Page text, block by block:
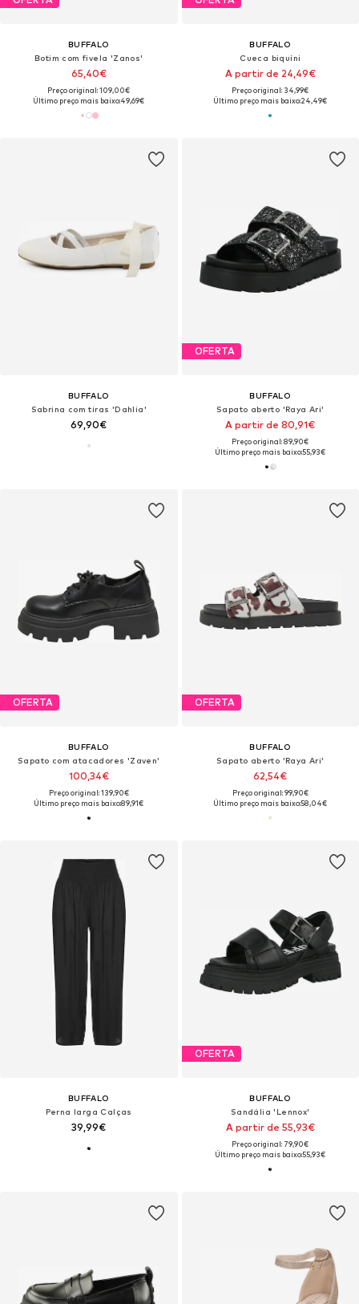
BUFFALO
Botim com fivela 'Zanos'
65,40€
Preço original: 109,00€
Último preço mais baixo:49,69€
BUFFALO
Cueca biquíni
A partir de 24,49€
Preço original: 34,99€
Último preço mais baixo:24,49€
BUFFALO
Sabrina com tiras 'Dahlia'
69,90€
OFERTA
BUFFALO
Sapato aberto 'Raya Ari'
A partir de 80,91€
Preço original: 89,90€
Último preço mais baixo:55,93€
OFERTA
BUFFALO
Sapato com atacadores 'Zaven'
100,34€
Preço original: 139,90€
Último preço mais baixo:89,91€
OFERTA
BUFFALO
Sapato aberto 'Raya Ari'
62,54€
Preço original: 99,90€
Último preço mais baixo:58,04€
BUFFALO
Perna larga Calças
39,99€
OFERTA
BUFFALO
Sandália 'Lennox'
A partir de 55,93€
Preço original: 79,90€
Último preço mais baixo:55,93€